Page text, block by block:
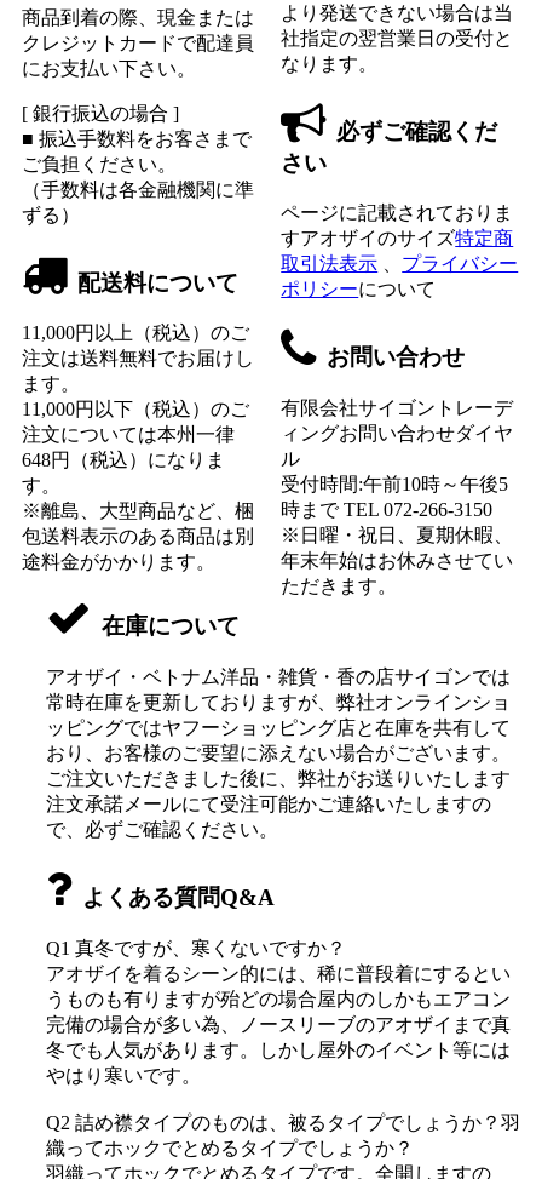
商品到着の際、現金または
クレジットカードで配達員
にお支払い下さい。
[ 銀行振込の場合 ]
■ 振込手数料をお客さまで
ご負担ください。
（手数料は各金融機関に準
ずる）
配送料について
11,000円以上（税込）のご
注文は送料無料でお届けし
ます。
11,000円以下（税込）のご
注文については本州一律
648円（税込）になりま
す。
※離島、大型商品など、梱
包送料表示のある商品は別
途料金がかかります。
より発送できない場合は当
社指定の翌営業日の受付と
なります。
必ずご確認くだ
さい
ページに記載されておりま
すアオザイのサイズ特定商
取引法表示
プライバシー
ポリシーについて
お問い合わせ
有限会社サイゴントレーデ
ィングお問い合わせダイヤ
ル
受付時間:午前10時～午後5
時まで TEL 072-266-3150
※日曜・祝日、夏期休暇、
年末年始はお休みさせてい
ただきます。
在庫について
アオザイ・ベトナム洋品・雑貨・香の店サイゴンでは
常時在庫を更新しておりますが、弊社オンラインショ
ッピングではヤフーショッピング店と在庫を共有して
おり、お客様のご要望に添えない場合がございます。
ご注文いただきました後に、弊社がお送りいたします
注文承諾メールにて受注可能かご連絡いたしますの
で、必ずご確認ください。
よくある質問Q&A
Q1 真冬ですが、寒くないですか？
アオザイを着るシーン的には、稀に普段着にするとい
うものも有りますが殆どの場合屋内のしかもエアコン
完備の場合が多い為、ノースリーブのアオザイまで真
冬でも人気があります。しかし屋外のイベント等には
やはり寒いです。
Q2 詰め襟タイプのものは、被るタイプでしょうか？羽
織ってホックでとめるタイプでしょうか？
羽織ってホックでとめるタイプです。全開しますの